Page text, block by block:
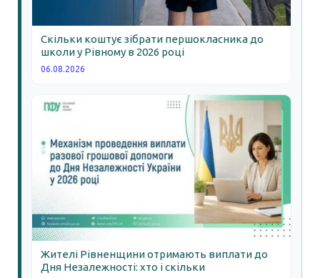
Скільки коштує зібрати першокласника до
школи у Рівному в 2026 році
06.08.2026
Жителі Рівненщини отримають виплати до
Дня Незалежності: хто і скільки